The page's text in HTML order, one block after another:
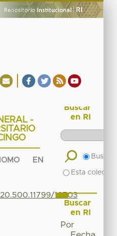
-
EN
16703
Buscar
en RI
Buscar
Esta
Buscar
en RI
Por